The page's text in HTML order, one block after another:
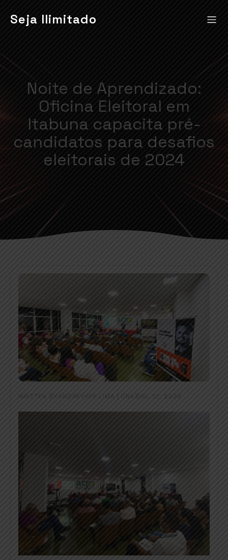
Seja Ilimitado
Noite de Aprendizado:
Oficina Eleitoral em
Itabuna capacita pré-
candidatos para desafios
eleitorais de 2024
WRITTEN BYANDREYVER LIMA ON ABRIL 12, 2024